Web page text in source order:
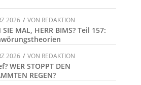
2026 / VON REDAKTION
SIE MAL, HERR BIMS? Teil 157:
2026 / VON REDAKTION
WER STOPPT DEN
REGEN?